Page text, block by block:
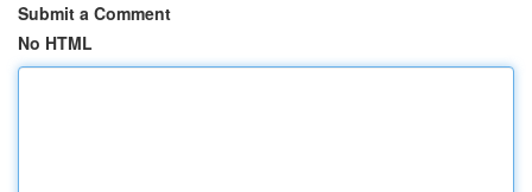
Submit a Comment
No HTML